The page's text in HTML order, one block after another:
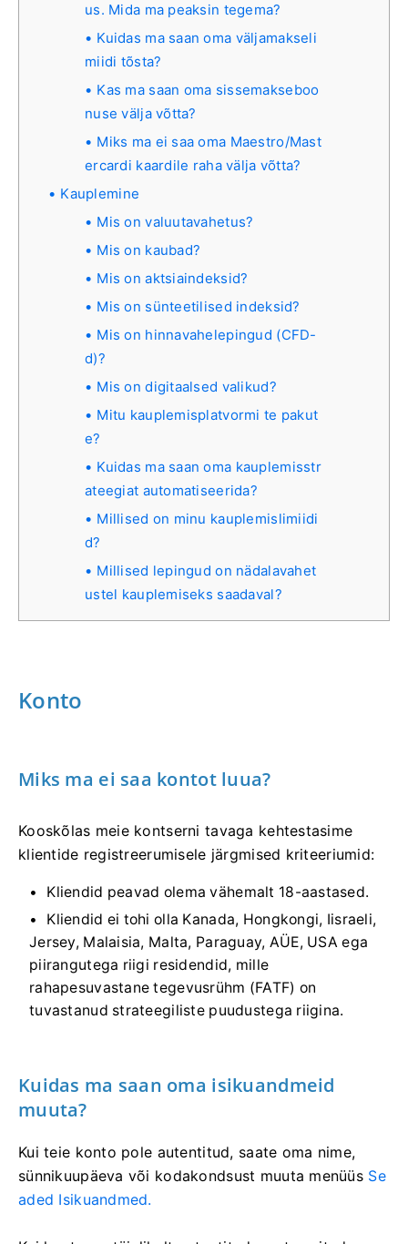
us. Mida ma peaksin tegema?
Kuidas ma saan oma väljamakseli
miidi tõsta?
Kas ma saan oma sissemakseboo
nuse välja võtta?
Miks ma ei saa oma Maestro/Mast
ercardi kaardile raha välja võtta?
Kauplemine
Mis on valuutavahetus?
Mis on kaubad?
Mis on aktsiaindeksid?
Mis on sünteetilised indeksid?
Mis on hinnavahelepingud (CFD-
d)?
Mis on digitaalsed valikud?
Mitu kauplemisplatvormi te pakut
e?
Kuidas ma saan oma kauplemisstr
ateegiat automatiseerida?
Millised on minu kauplemislimiidi
d?
Millised lepingud on nädalavahet
ustel kauplemiseks saadaval?
Konto
Miks ma ei saa kontot luua?
Kooskõlas meie kontserni tavaga kehtestasime
klientide registreerumisele järgmised kriteeriumid:
Kliendid peavad olema vähemalt 18-aastased.
Kliendid ei tohi olla Kanada, Hongkongi, Iisraeli,
Jersey, Malaisia, Malta, Paraguay, AÜE, USA ega
piirangutega riigi residendid, mille
rahapesuvastane tegevusrühm (FATF) on
tuvastanud strateegiliste puudustega riigina.
Kuidas ma saan oma isikuandmeid
muuta?
Kui teie konto pole autentitud, saate oma nime,
sünnikuupäeva või kodakondsust muuta menüüs Se
aded Isikuandmed.